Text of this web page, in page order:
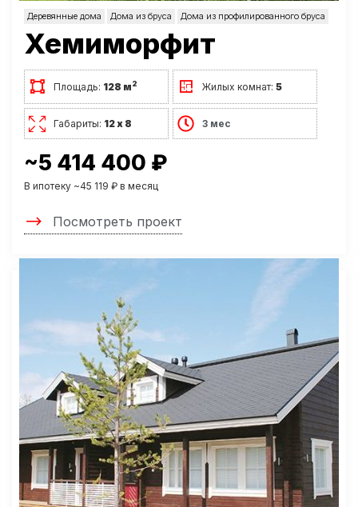
Деревянные дома Дома из бруса Дома из профилированного бруса
Хемиморфит
Площадь: 128 м2 Жилых комнат:5
Габариты: 12 х 8 3 мес
~5 414 400 ₽
В ипотеку ~45 119 ₽ в месяц
Посмотреть проект